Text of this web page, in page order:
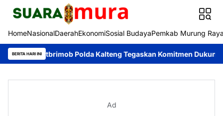
HomeNasionalDaerahEkonomiSosial BudayaPemkab Murung
BERITA HARI INI
Polda Kalteng Tegaskan Komitmen Dukung Pencegahan
Ad